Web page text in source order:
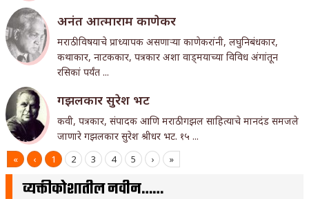
अनंत आत्माराम काणेकर
मराठी विषयाचे प्राध्यापक असणार्‍या काणेकरांनी, लघुनिबंधकार,
कथाकार, नाटककार, पत्रकार अशा वाड्मयाच्या विविध अंगांतून
रसिकां पर्यंत ...
गझलकार सुरेश भट
कवी, पत्रकार, संपादक आणि मराठी गझल साहित्याचे मानदंड समजले
जाणारे गझलकार सुरेश श्रीधर भट. १५ ...
« ‹ 1 2 3 4 5 › »
व्यक्तीकोशातील नवीन……